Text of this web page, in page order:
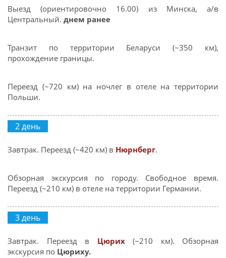
Выезд (ориентировочно 16.00) из Минска, а/в
Центральный. днем ранее
Транзит по территории Беларуси (~350 км),
прохождение границы.
Переезд (~720 км) на ночлег в отеле на территории
Польши.
2 день
Завтрак. Переезд (~420 км) в Нюрнберг.
Обзорная экскурсия по городу. Свободное время.
Переезд (~210 км) в отеле на территории Германии.
3 день
Завтрак. Переезд в Цюрих
(~210 км). Обзорная
экскурсия по Цюриху.